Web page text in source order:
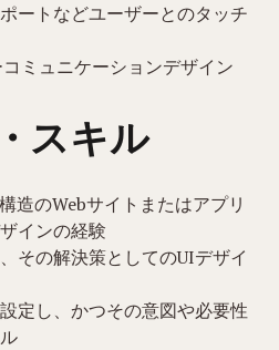
ートなどユーザーとのタッチ
ミュニケーションデザイン
スキル
造のWebサイトまたはアプリ
インの経験
その解決策としてのUIデザイ
定し、かつその意図や必要性